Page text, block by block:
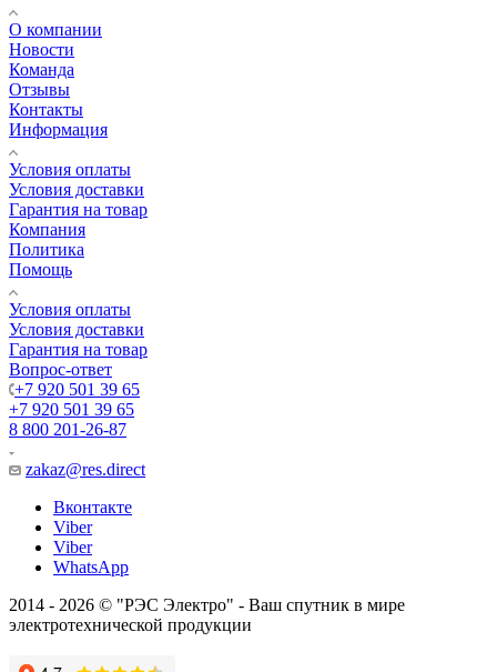
О компании
Новости
Команда
Отзывы
Контакты
Информация
Условия оплаты
Условия доставки
Гарантия на товар
Компания
Политика
Помощь
Условия оплаты
Условия доставки
Гарантия на товар
Вопрос-ответ
+7 920 501 39 65
+7 920 501 39 65
8 800 201-26-87
zakaz@res.direct
Вконтакте
Viber
Viber
WhatsApp
2014 - 2026 © "РЭС Электро" - Ваш спутник в мире
электротехнической продукции